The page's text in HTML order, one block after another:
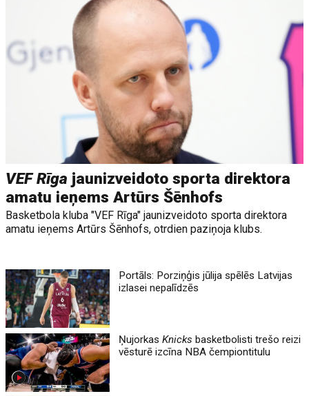
VEF Rīga jaunizveidoto sporta direktora
amatu ieņems Artūrs Šēnhofs
Basketbola kluba "VEF Rīga" jaunizveidoto sporta direktora
amatu ieņems Artūrs Šēnhofs, otrdien paziņoja klubs.
Portāls: Porziņģis jūlija spēlēs Latvijas
izlasei nepalīdzēs
ŅujorkasKnicks basketbolisti trešo reizi
vēsturē izcīna NBA čempiontitulu